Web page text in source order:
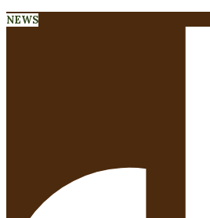
NEWS